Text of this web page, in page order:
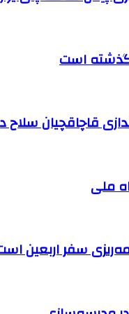
گذشته است
قاچاقچیان سلاح
ملی
سفر اربعین